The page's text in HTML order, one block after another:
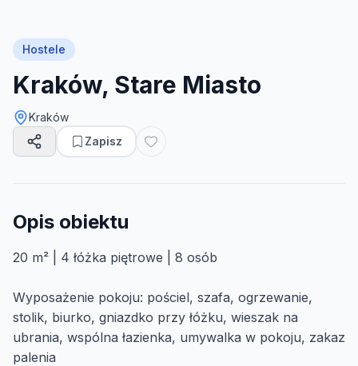
Hostele
Kraków, Stare Miasto
Kraków
Zapisz
Opis obiektu
20 m² | 4 łóżka piętrowe | 8 osób
Wyposażenie pokoju: pościel, szafa, ogrzewanie,
stolik, biurko, gniazdko przy łóżku, wieszak na
ubrania, wspólna łazienka, umywalka w pokoju, zakaz
palenia